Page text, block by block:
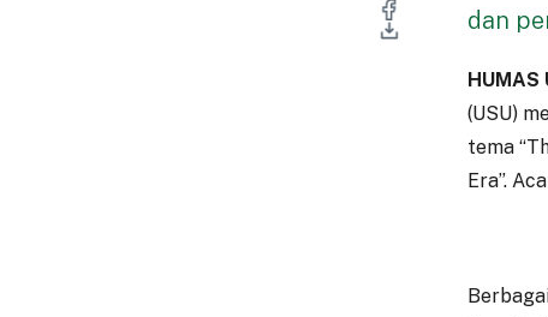
dan
HUMAS
(USU)
tema
Era”.